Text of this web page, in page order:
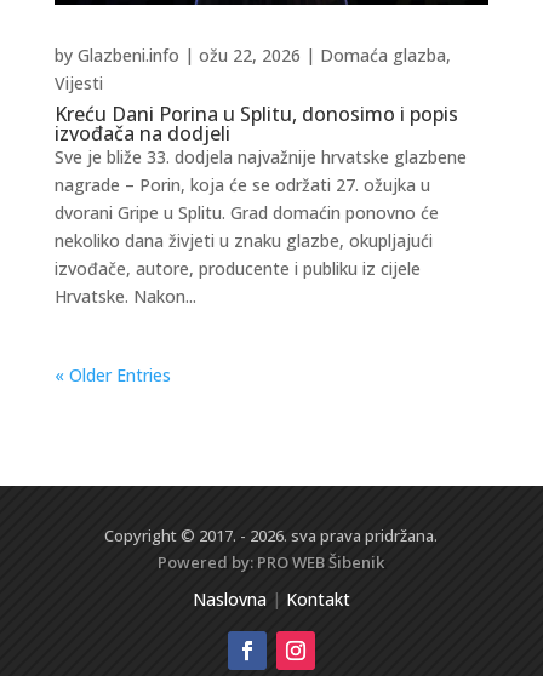
Kreću Dani Porina u Splitu, donosimo i popis
izvođača na dodjeli
by Glazbeni.info | ožu 22, 2026 | Domaća glazba,
Vijesti
Sve je bliže 33. dodjela najvažnije hrvatske glazbene
nagrade – Porin, koja će se održati 27. ožujka u
dvorani Gripe u Splitu. Grad domaćin ponovno će
nekoliko dana živjeti u znaku glazbe, okupljajući
izvođače, autore, producente i publiku iz cijele
Hrvatske. Nakon...
« Older Entries
Copyright © 2017. - 2026. sva prava pridržana.
Powered by: PRO WEBŠibenik
Naslovna| Kontakt